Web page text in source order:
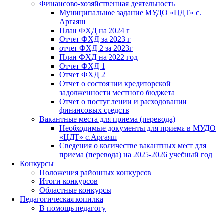
Финансово-хозяйственная деятельность
Муниципальное задание МУДО «ЦДТ» с.
Аргаяш
План ФХД на 2024 г
Отчет ФХД за 2023 г
отчет ФХД 2 за 2023г
План ФХД на 2022 год
Отчет ФХД 1
Отчет ФХД 2
Отчет о состоянии кредиторской
задолженности местного бюджета
Отчет о поступлении и расходовании
финансовых средств
Вакантные места для приема (перевода)
Необходимые документы для приема в МУДО
«ЦДТ» с.Аргаяш
Сведения о количестве вакантных мест для
приема (перевода) на 2025-2026 учебный год
Конкурсы
Положения районных конкурсов
Итоги конкурсов
Областные конкурсы
Педагогическая копилка
В помощь педагогу